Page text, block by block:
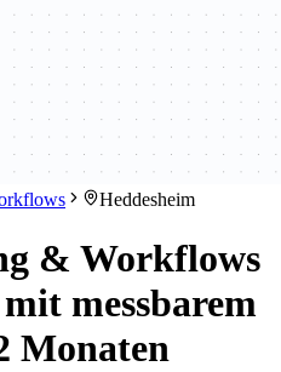
Heddesheim
& Workflows
messbarem
Monaten